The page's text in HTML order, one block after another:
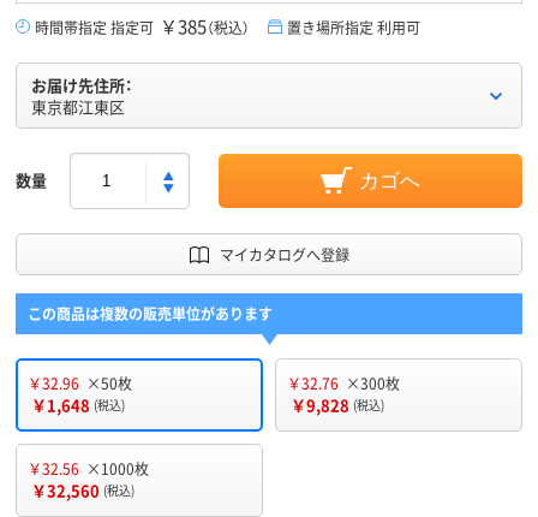
時間帯指定 指定可 ￥385（税込） 置き場所指定 利用可
お届け先住所：
東京都江東区
数量 カゴへ
マイカタログへ登録
この商品は複数の販売単位があります
￥32.96 ×50枚
￥1,648 (税込)
￥32.76 ×300枚
￥9,828 (税込)
￥32.56 ×1000枚
￥32,560 (税込)